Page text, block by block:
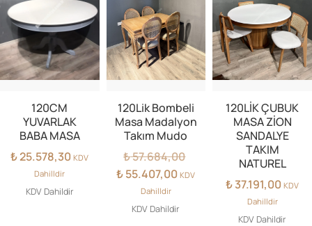
120CM
YUVARLAK
BABA MASA
₺25.578,30 KDV
Dahilldir
KDV Dahildir
120Lik Bombeli
Masa Madalyon
Takım Mudo
₺57.684,00
fiyat:
₺ 57.684,00.
₺55.407,00Şu
₺ 55.407,00.
KDV
Dahilldir
KDV Dahildir
120LİK ÇUBUK
MASA ZİON
SANDALYE
TAKIM
NATUREL
₺37.191,00 KDV
Dahilldir
KDV Dahildir